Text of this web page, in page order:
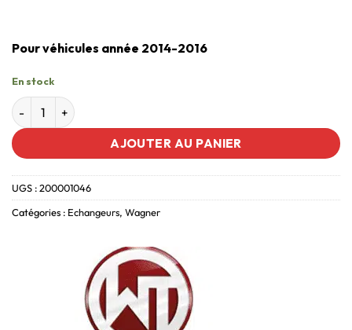
Pour véhicules année 2014-2016
En stock
AJOUTER AU PANIER
UGS :200001046
Catégories : Echangeurs, Wagner